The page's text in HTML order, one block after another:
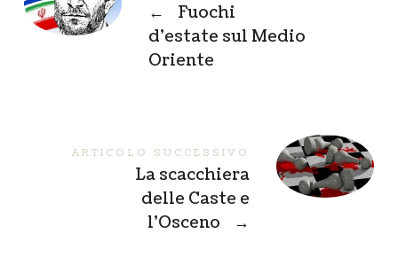
←
Fuochi
d’estate sul Medio
Oriente
ARTICOLO SUCCESSIVO
La scacchiera
delle Caste e
l’Osceno
→